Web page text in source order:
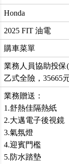
Honda
2025 FIT 油電
購車菜單
業務人員協助投保
乙式全險，35665
業務贈送：
1.舒熱佳隔熱紙
2.大邁電子後視鏡
3.氣氛燈
4.迎賓門檻
5.防水踏墊